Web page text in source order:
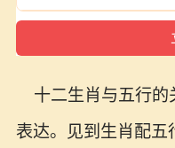
十二生肖与五行的
表达。见到生肖配五